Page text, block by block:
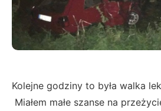
Kolejne godziny to była walka
Miałem małe szanse na